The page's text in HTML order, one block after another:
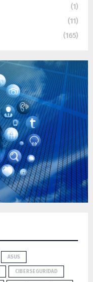
(1)
(11)
(165)
ASUS
CIBERSEGURIDAD